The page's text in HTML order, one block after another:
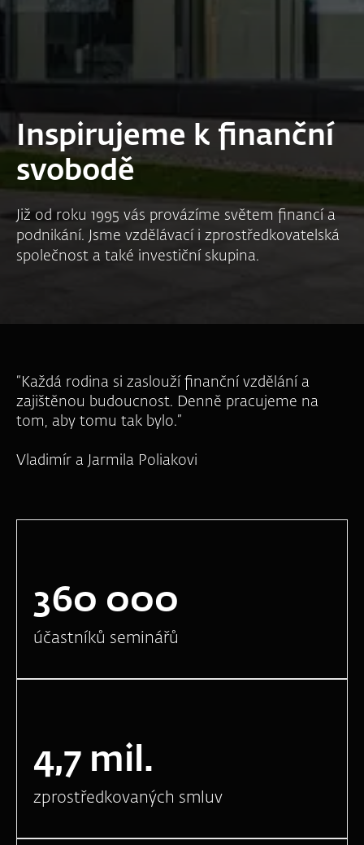
Inspirujeme k finanční
svobodě
Již od roku 1995 vás provázíme světem financí a
podnikání. Jsme vzdělávací i zprostředkovatelská
společnost a také investiční skupina.
“Každá rodina si zaslouží finanční vzdělání a
zajištěnou budoucnost. Denně pracujeme na
tom, aby tomu tak bylo.”
Vladimír a Jarmila Poliakovi
360 000
účastníků seminářů
4,7 mil.
zprostředkovaných smluv